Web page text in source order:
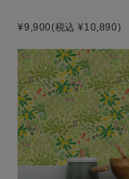
¥9,900(税込 ¥10,890)